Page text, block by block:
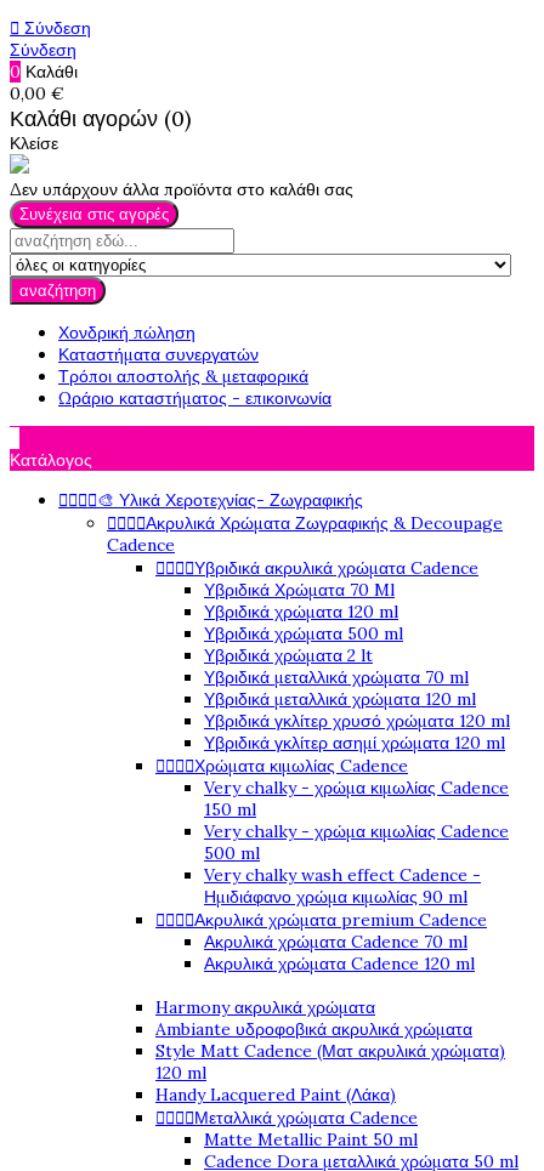
 Σύνδεση
Σύνδεση
0 Καλάθι
0,00 €
Καλάθι αγορών (0)
Κλείσε
Δεν υπάρχουν άλλα προϊόντα στο καλάθι σας
Συνέχεια στις αγορές
αναζήτηση
Χονδρική πώληση
Καταστήματα συνεργατών
Τρόποι αποστολής & μεταφορικά
Ωράριο καταστήματος - επικοινωνία
Κατάλογος
🎨 Υλικά Χεροτεχνίας- Ζωγραφικής
Ακρυλικά Χρώματα Ζωγραφικής & Decoupage
Cadence
Υβριδικά ακρυλικά χρώματα Cadence
Υβριδικά Χρώματα 70 Ml
Υβριδικά χρώματα 120 ml
Υβριδικά χρώματα 500 ml
Υβριδικά χρώματα 2 lt
Υβριδικά μεταλλικά χρώματα 70 ml
Υβριδικά μεταλλικά χρώματα 120 ml
Υβριδικά γκλίτερ χρυσό χρώματα 120 ml
Υβριδικά γκλίτερ ασημί χρώματα 120 ml
Χρώματα κιμωλίας Cadence
Very chalky - χρώμα κιμωλίας Cadence
150 ml
Very chalky - χρώμα κιμωλίας Cadence
500 ml
Very chalky wash effect Cadence -
Ημιδιάφανο χρώμα κιμωλίας 90 ml
Ακρυλικά χρώματα premium Cadence
Ακρυλικά χρώματα Cadence 70 ml
Ακρυλικά χρώματα Cadence 120 ml
Harmony ακρυλικά χρώματα
Ambiante υδροφοβικά ακρυλικά χρώματα
Style Matt Cadence (Ματ ακρυλικά χρώματα)
120 ml
Handy Lacquered Paint (Λάκα)
Μεταλλικά χρώματα Cadence
Matte Metallic Paint 50 ml
Cadence Dora μεταλλικά χρώματα 50 ml